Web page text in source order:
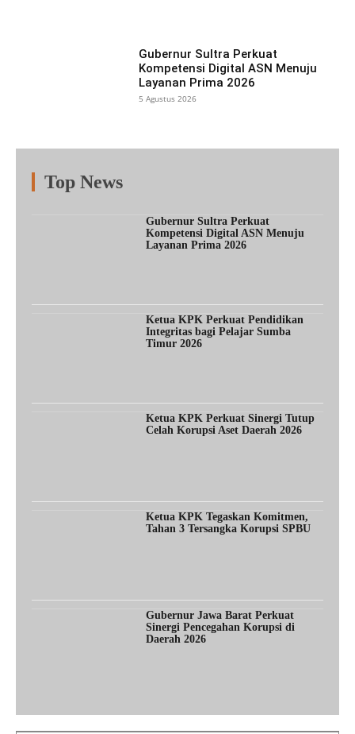
Gubernur Sultra Perkuat
Kompetensi Digital ASN Menuju
Layanan Prima 2026
5 Agustus 2026
Top News
Gubernur Sultra Perkuat
Kompetensi Digital ASN Menuju
Layanan Prima 2026
Ketua KPK Perkuat Pendidikan
Integritas bagi Pelajar Sumba
Timur 2026
Ketua KPK Perkuat Sinergi Tutup
Celah Korupsi Aset Daerah 2026
Ketua KPK Tegaskan Komitmen,
Tahan 3 Tersangka Korupsi SPBU
Gubernur Jawa Barat Perkuat
Sinergi Pencegahan Korupsi di
Daerah 2026